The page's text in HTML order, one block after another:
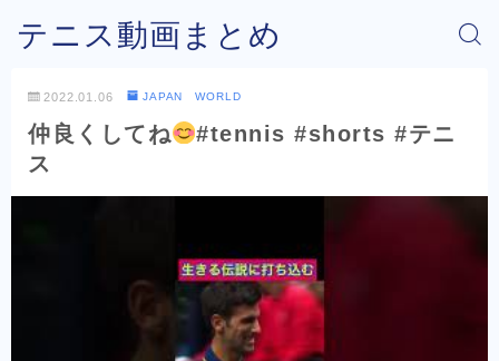
テニス動画まとめ
2022.01.06 JAPAN WORLD
仲良くしてね
#tennis #shorts #テニ
ス